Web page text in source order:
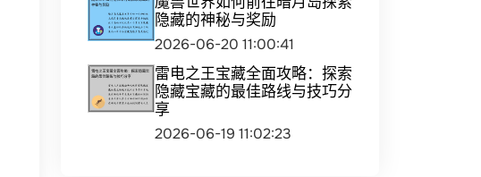
隐藏的神秘与奖励
2026-06-20 11:00:41
雷电之王宝藏全面攻略：探索
隐藏宝藏的最佳路线与技巧分
享
2026-06-19 11:02:23